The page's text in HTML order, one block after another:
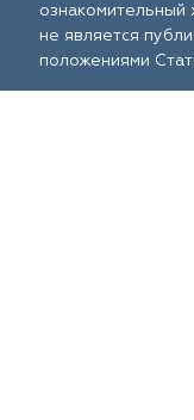
ознакомительный
не является
положениями